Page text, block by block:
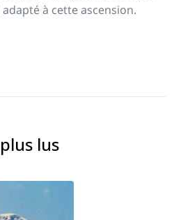
à cette ascension.
lus